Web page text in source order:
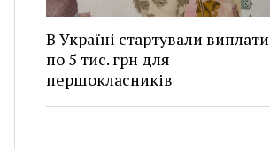
В Україні стартували виплати
по 5 тис. грн для
першокласників